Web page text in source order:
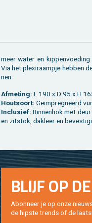
meer water en
Via het plexi­raam­pje heb­ben
nen.
Af­me­ting: L 190 x D 95 x H
Hout­soort: Geïmpreg­neerd
In­clu­sief: Bin­nen­hok met
en zit­stok, dak­leer en
BLIJF OP
Abon­neer je op onze
de hip­s­te trends of de